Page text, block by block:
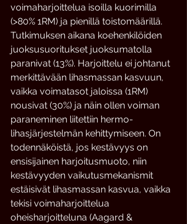
voimaharjoittelua isoilla kuorimilla
(>80% 1RM) ja pienillä toistomäärillä.
Tutkimuksen aikana koehenkilöiden
juoksusuoritukset juoksumatolla
paranivat (13%). Harjoittelu ei johtanut
merkittävään lihasmassan kasvuun,
vaikka voimatasot jaloissa (1RM)
nousivat (30%) ja näin ollen voiman
paraneminen liitettiin hermo-
lihasjärjestelmän kehittymiseen. On
todennäköistä, jos kestävyys on
ensisijainen harjoitusmuoto, niin
kestävyyden vaikutusmekanismit
estäisivät lihasmassan kasvua, vaikka
tekisi voimaharjoittelua
oheisharjoitteluna (Aagard &